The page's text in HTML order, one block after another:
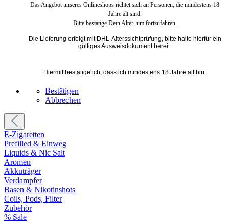
Das Angebot unseres Onlineshops richtet sich an Personen, die mindestens 18
Jahre alt sind.
Bitte bestätige Dein Alter, um fortzufahren.
Die Lieferung erfolgt mit DHL-Alterssichtprüfung, bitte halte hierfür ein
gültiges Ausweisdokument bereit.
Hiermit bestätige ich, dass ich mindestens 18 Jahre alt bin.
Bestätigen
Abbrechen
E-Zigaretten
Prefilled & Einweg
Liquids & Nic Salt
Aromen
Akkuträger
Verdampfer
Basen & Nikotinshots
Coils, Pods, Filter
Zubehör
% Sale